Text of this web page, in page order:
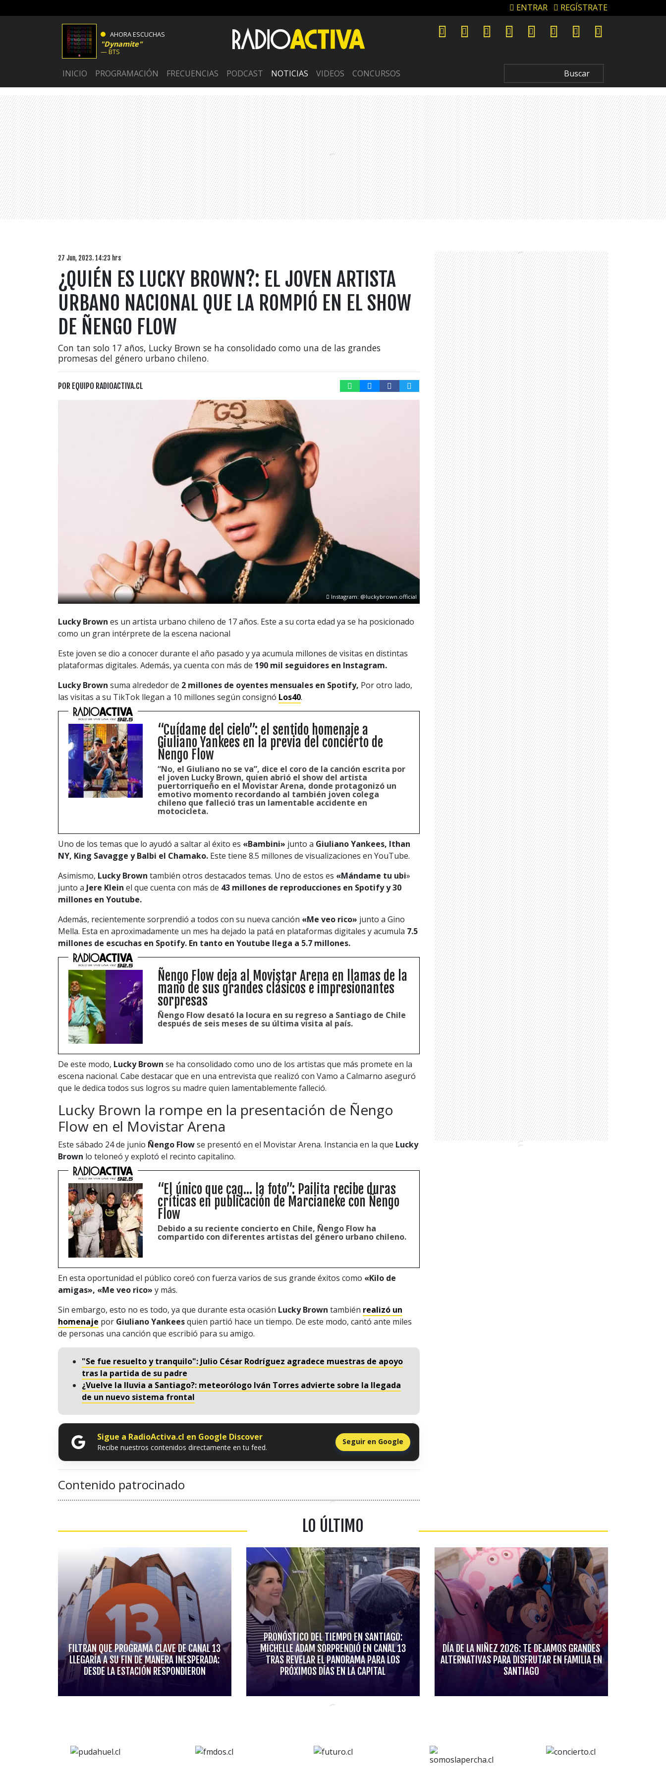
ENTRAR REGÍSTRATE
AHORA ESCUCHAS
Dynamite
BTS
INICIO PROGRAMACIÓN FRECUENCIAS PODCAST NOTICIAS VIDEOS CONCURSOS
27 Jun, 2023. 14:23 hrs
¿QUIÉN ES LUCKY BROWN?: EL JOVEN ARTISTA
URBANO NACIONAL QUE LA ROMPIÓ EN EL SHOW
DE ÑENGO FLOW
Con tan solo 17 años, Lucky Brown se ha consolidado como una de las grandes
promesas del género urbano chileno.
POR EQUIPO RADIOACTIVA.CL
Instagram: @luckybrown.official
Lucky Brown es un artista urbano chileno de 17 años. Este a su corta edad ya se ha posicionado
como un gran intérprete de la escena nacional
Este joven se dio a conocer durante el año pasado y ya acumula millones de visitas en distintas
plataformas digitales. Además, ya cuenta con más de 190 mil seguidores en Instagram.
Lucky Brown suma alrededor de 2 millones de oyentes mensuales en Spotify, Por otro lado,
las visitas a su TikTok llegan a 10 millones según consignó Los40.
“Cuídame del cielo”: el sentido homenaje a
Giuliano Yankees en la previa del concierto de
Ñengo Flow
“No, el Giuliano no se va”, dice el coro de la canción escrita por
el joven Lucky Brown, quien abrió el show del artista
puertorriqueño en el Movistar Arena, donde protagonizó un
emotivo momento recordando al también joven colega
chileno que falleció tras un lamentable accidente en
motocicleta.
Uno de los temas que lo ayudó a saltar al éxito es «Bambini» junto a Giuliano Yankees, Ithan
NY, King Savagge y Balbi el Chamako. Este tiene 8.5 millones de visualizaciones en YouTube.
Asimismo, Lucky Brown también otros destacados temas. Uno de estos es «Mándame tu ubi»
junto a Jere Klein el que cuenta con más de 43 millones de reproducciones en Spotify y 30
millones en Youtube.
Además, recientemente sorprendió a todos con su nueva canción «Me veo rico» junto a Gino
Mella. Esta en aproximadamente un mes ha dejado la patá en plataformas digitales y acumula 7.5
millones de escuchas en Spotify. En tanto en Youtube llega a 5.7 millones.
Ñengo Flow deja al Movistar Arena en llamas de la
mano de sus grandes clásicos e impresionantes
sorpresas
Ñengo Flow desató la locura en su regreso a Santiago de Chile
después de seis meses de su última visita al país.
De este modo, Lucky Brown se ha consolidado como uno de los artistas que más promete en la
escena nacional. Cabe destacar que en una entrevista que realizó con Vamo a Calmarno aseguró
que le dedica todos sus logros su madre quien lamentablemente falleció.
Lucky Brown la rompe en la presentación de Ñengo
Flow en el Movistar Arena
Este sábado 24 de junio Ñengo Flowse presentó en el Movistar Arena. Instancia en la que Lucky
Brown lo teloneó y explotó el recinto capitalino.
“El único que cag... la foto”: Pailita recibe duras
críticas en publicación de Marcianeke con Ñengo
Flow
Debido a su reciente concierto en Chile, Ñengo Flow ha
compartido con diferentes artistas del género urbano chileno.
En esta oportunidad el público coreó con fuerza varios de sus grande éxitos como «Kilo de
amigas», «Me veo rico» y más.
Sin embargo, esto no es todo, ya que durante esta ocasión Lucky Brown también realizó un
homenaje por Giuliano Yankeesquien partió hace un tiempo. De este modo, cantó ante miles
de personas una canción que escribió para su amigo.
"Se fue resuelto y tranquilo": Julio César Rodríguez agradece muestras de apoyo
tras la partida de su padre
¿Vuelve la lluvia a Santiago?: meteorólogo Iván Torres advierte sobre la llegada
de un nuevo sistema frontal
Sigue a RadioActiva.cl en Google Discover
Recibe nuestros contenidos directamente en tu feed.
Seguir en Google
Contenido patrocinado
LO ÚLTIMO
FILTRAN QUE PROGRAMA CLAVE DE CANAL 13
LLEGARÍA A SU FIN DE MANERA INESPERADA:
DESDE LA ESTACIÓN RESPONDIERON
PRONÓSTICO DEL TIEMPO EN SANTIAGO:
MICHELLE ADAM SORPRENDIÓ EN CANAL 13
TRAS REVELAR EL PANORAMA PARA LOS
PRÓXIMOS DÍAS EN LA CAPITAL
DÍA DE LA NIÑEZ 2026: TE DEJAMOS GRANDES
ALTERNATIVAS PARA DISFRUTAR EN FAMILIA EN
SANTIAGO